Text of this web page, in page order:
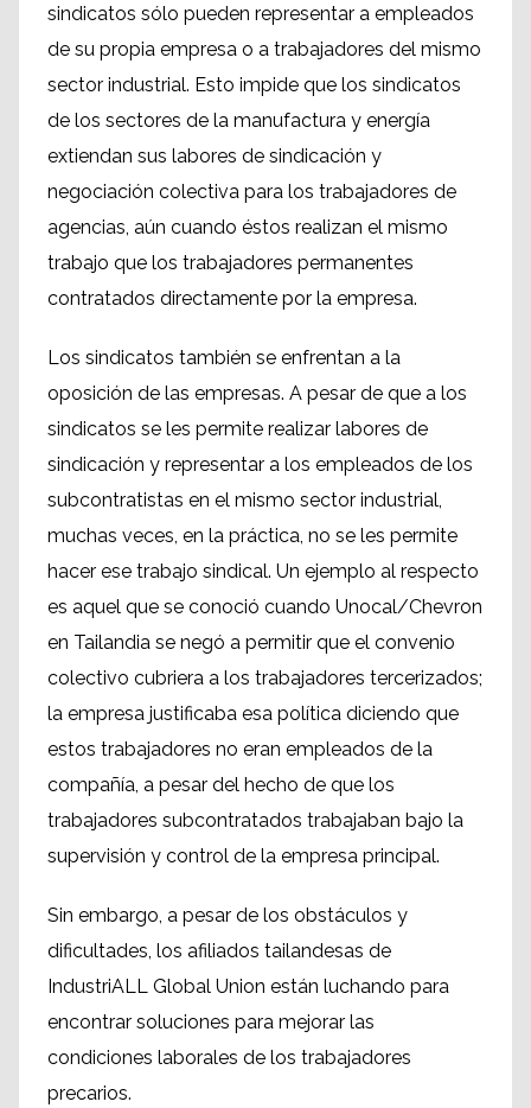
sindicatos sólo pueden representar a empleados
de su propia empresa o a trabajadores del mismo
sector industrial. Esto impide que los sindicatos
de los sectores de la manufactura y energía
extiendan sus labores de sindicación y
negociación colectiva para los trabajadores de
agencias, aún cuando éstos realizan el mismo
trabajo que los trabajadores permanentes
contratados directamente por la empresa.
Los sindicatos también se enfrentan a la
oposición de las empresas. A pesar de que a los
sindicatos se les permite realizar labores de
sindicación y representar a los empleados de los
subcontratistas en el mismo sector industrial,
muchas veces, en la práctica, no se les permite
hacer ese trabajo sindical. Un ejemplo al respecto
es aquel que se conoció cuando Unocal/Chevron
en Tailandia se negó a permitir que el convenio
colectivo cubriera a los trabajadores tercerizados;
la empresa justificaba esa política diciendo que
estos trabajadores no eran empleados de la
compañía, a pesar del hecho de que los
trabajadores subcontratados trabajaban bajo la
supervisión y control de la empresa principal.
Sin embargo, a pesar de los obstáculos y
dificultades, los afiliados tailandesas de
IndustriALL Global Union están luchando para
encontrar soluciones para mejorar las
condiciones laborales de los trabajadores
precarios.